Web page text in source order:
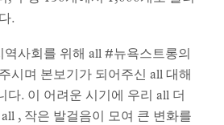
.
역사회를 위해 all #뉴욕스트롱의
시며 본보기가 되어주신 all 대해
다. 이 어려운 시기에 우리 all 더
, 작은 발걸음이 모여 큰 변화를